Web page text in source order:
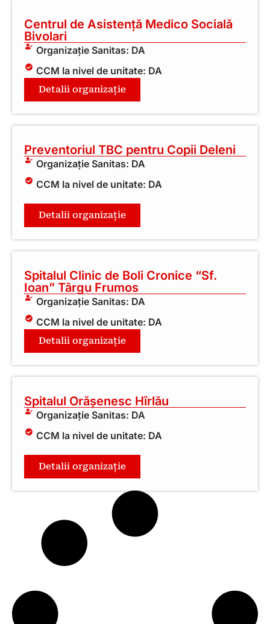
Centrul de Asistență Medico Socială
Bivolari
Organizație Sanitas: DA
CCM la nivel de unitate: DA
Detalii organizație
Preventoriul TBC pentru Copii Deleni
Organizație Sanitas: DA
CCM la nivel de unitate: DA
Detalii organizație
Spitalul Clinic de Boli Cronice “Sf.
Ioan” Târgu Frumos
Organizație Sanitas: DA
CCM la nivel de unitate: DA
Detalii organizație
Spitalul Orășenesc Hîrlău
Organizație Sanitas: DA
CCM la nivel de unitate: DA
Detalii organizație